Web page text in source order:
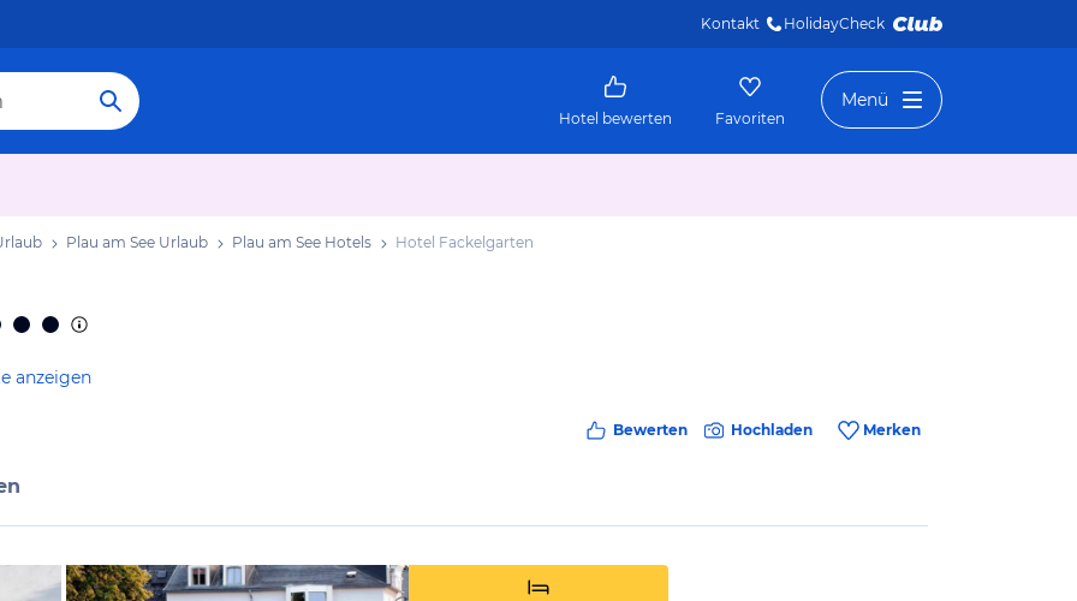
Kontakt HolidayCheck
Hotel bewerten Favoriten
Menü
Plau am See Urlaub Plau am See Hotels Hotel Fackelgarten
anzeigen
Bewerten Hochladen Merken